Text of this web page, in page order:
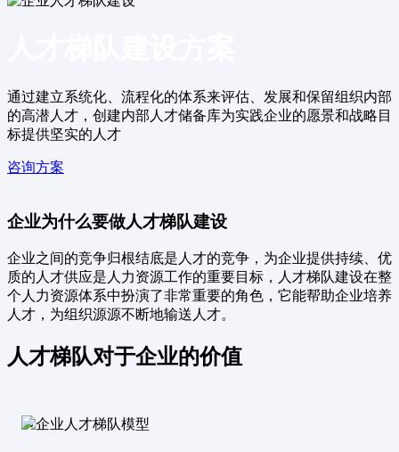
通过建立系统化、流程化的体系来评估、发展和保留组织内部
的高潜人才，创建内部人才储备库为实践企业的愿景和战略目
标提供坚实的人才
咨询方案
企业为什么要做人才梯队建设
企业之间的竞争归根结底是人才的竞争，为企业提供持续、优
质的人才供应是人力资源工作的重要目标，人才梯队建设在整
个人力资源体系中扮演了非常重要的角色，它能帮助企业培养
人才，为组织源源不断地输送人才。
人才梯队对于企业的价值